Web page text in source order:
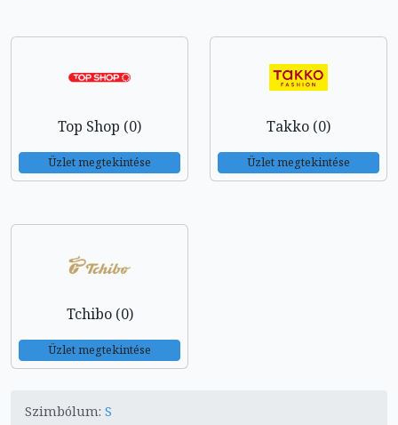
Top Shop (0)
Üzlet megtekintése
Takko (0)
Üzlet megtekintése
Tchibo (0)
Üzlet megtekintése
Szimbólum: S